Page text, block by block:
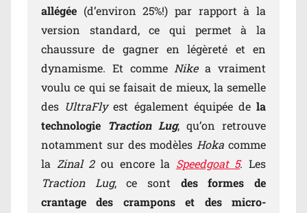
allégée (d’environ 25%!) par rapport à la
version standard, ce qui permet à la
chaussure de gagner en légèreté et en
dynamisme. Et comme Nikea vraiment
voulu ce qui se faisait de mieux, la semelle
des UltraFlyest également équipée dela
technologie Traction Lug, qu’on retrouve
notamment sur des modèles Hokacomme
la Zinal 2 ou encore la Speedgoat 5. Les
Traction Lug, ce sont des formes de
crantage des crampons et des micro-